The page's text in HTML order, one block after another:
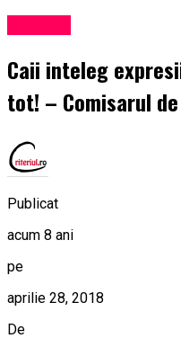
Caii inteleg
tot! – Comisarul
Publicat
acum 8 ani
pe
aprilie 28, 2018
De